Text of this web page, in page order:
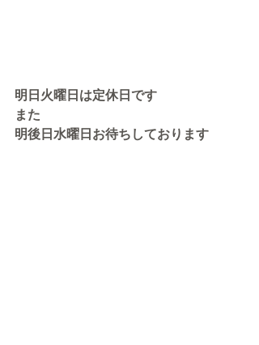
明日火曜日は定休日です
また
明後日水曜日お待ちしております